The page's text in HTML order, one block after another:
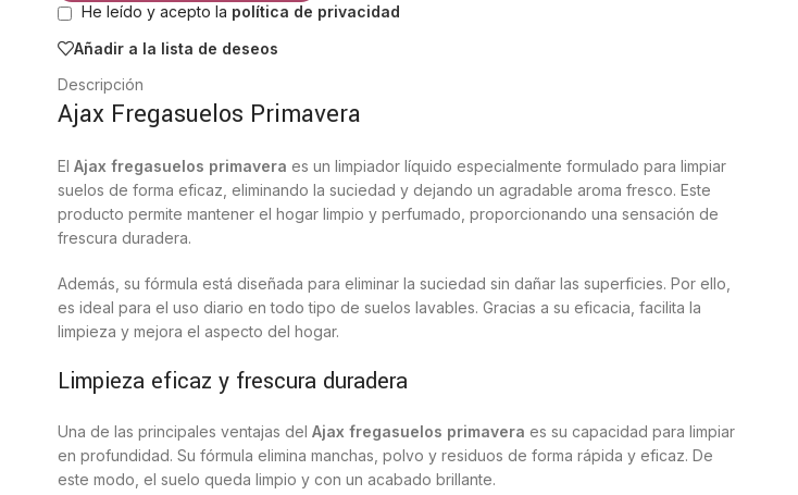
He leído y acepto la política de privacidad
Añadir a la lista de deseos
Descripción
Ajax Fregasuelos Primavera
ElAjax fregasuelos primavera es un limpiador líquido especialmente formulado para limpiar
suelos de forma eficaz, eliminando la suciedad y dejando un agradable aroma fresco. Este
producto permite mantener el hogar limpio y perfumado, proporcionando una sensación de
frescura duradera.
Además, su fórmula está diseñada para eliminar la suciedad sin dañar las superficies. Por ello,
es ideal para el uso diario en todo tipo de suelos lavables. Gracias a su eficacia, facilita la
limpieza y mejora el aspecto del hogar.
Limpieza eficaz y frescura duradera
Una de las principales ventajas delAjax fregasuelos primavera es su capacidad para limpiar
en profundidad. Su fórmula elimina manchas, polvo y residuos de forma rápida y eficaz. De
este modo, el suelo queda limpio y con un acabado brillante.